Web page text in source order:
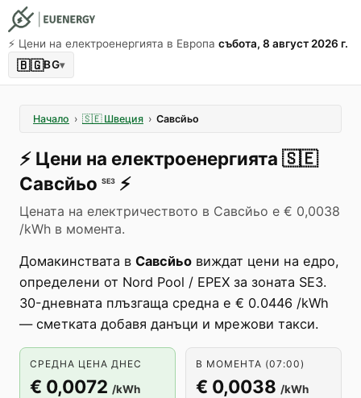
⚡️ Цени на електроенергията в Европа събота, 8 август 2026 г.
🇧🇬BG▾
Начало › 🇸🇪 Швеция › Савсйьо
⚡️ Цени на електроенергията 🇸🇪
Савсйьо SE3 ⚡️
Цената на електричеството в Савсйьо е € 0,0038
/kWh в момента.
Домакинствата в Савсйьо виждат цени на едро,
определени от Nord Pool / EPEX за зоната SE3.
30-дневната плъзгаща средна е € 0.0446 /kWh
— сметката добавя данъци и мрежови такси.
СРЕДНА ЦЕНА ДНЕС
€ 0,0072 /kWh
В МОМЕНТА (07:00)
€ 0,0038 /kWh